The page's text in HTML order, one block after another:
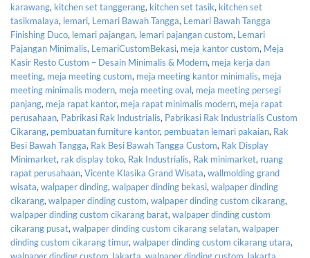
karawang, kitchen set tanggerang, kitchen set tasik, kitchen set
tasikmalaya, lemari, Lemari Bawah Tangga, Lemari Bawah Tangga
Finishing Duco, lemari pajangan, lemari pajangan custom, Lemari
Pajangan Minimalis, LemariCustomBekasi, meja kantor custom, Meja
Kasir Resto Custom – Desain Minimalis & Modern, meja kerja dan
meeting, meja meeting custom, meja meeting kantor minimalis, meja
meeting minimalis modern, meja meeting oval, meja meeting persegi
panjang, meja rapat kantor, meja rapat minimalis modern, meja rapat
perusahaan, Pabrikasi Rak Industrialis, Pabrikasi Rak Industrialis Custom
Cikarang, pembuatan furniture kantor, pembuatan lemari pakaian, Rak
Besi Bawah Tangga, Rak Besi Bawah Tangga Custom, Rak Display
Minimarket, rak display toko, Rak Industrialis, Rak minimarket, ruang
rapat perusahaan,Vicente Klasika Grand Wisata,wallmolding grand
wisata,walpaper dinding,walpaper dinding bekasi,walpaper dinding
cikarang,walpaper dinding custom,walpaper dinding custom cikarang,
walpaper dinding custom cikarang barat,walpaper dinding custom
cikarang pusat,walpaper dinding custom cikarang selatan,walpaper
dinding custom cikarang timur,walpaper dinding custom cikarang utara,